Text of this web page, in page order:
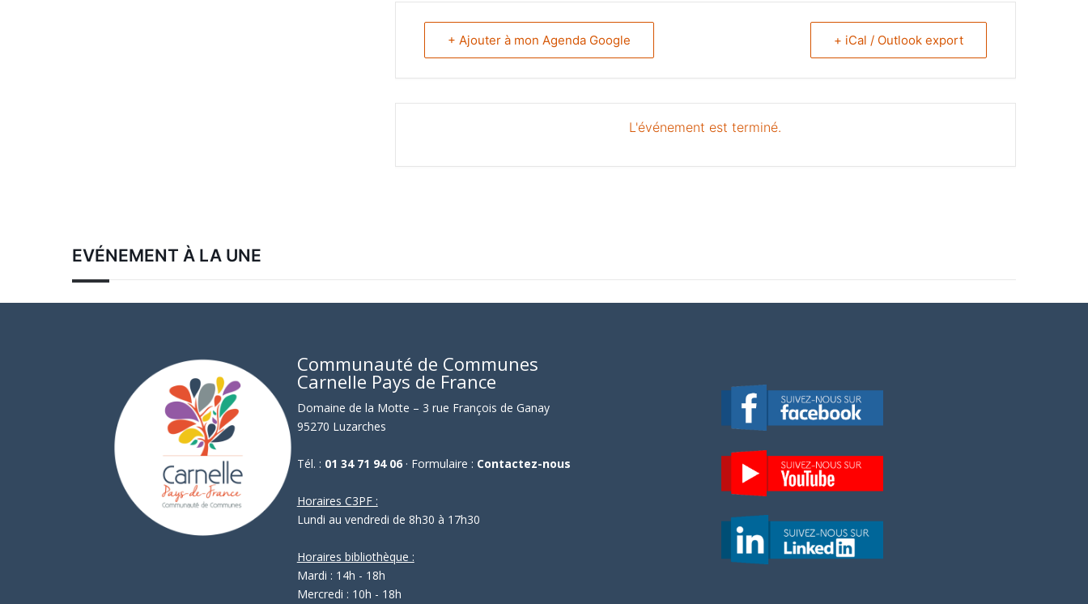
+ Ajouter à mon Agenda Google + iCal / Outlook export
L'événement est terminé.
EVÉNEMENT À LA UNE
Communauté de Communes
Carnelle Pays de France
Domaine de la Motte – 3 rue François de Ganay
95270 Luzarches
Tél. : 01 34 71 94 06· Formulaire : Contactez-nous
Horaires C3PF :
Lundi au vendredi de 8h30 à 17h30
Horaires bibliothèque :
Mardi : 14h - 18h
Mercredi : 10h - 18h